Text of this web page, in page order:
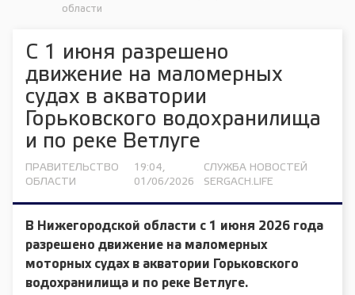
области
С 1 июня разрешено
движение на маломерных
судах в акватории
Горьковского водохранилища
и по реке Ветлуге
ПРАВИТЕЛЬСТВО
ОБЛАСТИ
19:04,
01/06/2026
СЛУЖБА НОВОСТЕЙ
SERGACH.LIFE
В Нижегородской области с 1 июня 2026 года
разрешено движение на маломерных
моторных судах в акватории Горьковского
водохранилища и по реке Ветлуге.